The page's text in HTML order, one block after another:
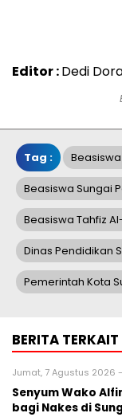
Editor :Dedi
Tag : Beasiswa
Beasiswa Sungai
Beasiswa Tahfiz
Dinas Pendidikan
Pemerintah Kota
BERITA TERKAIT
Jumat, 7 Agustus 2026
Senyum Wako
bagi Nakes di